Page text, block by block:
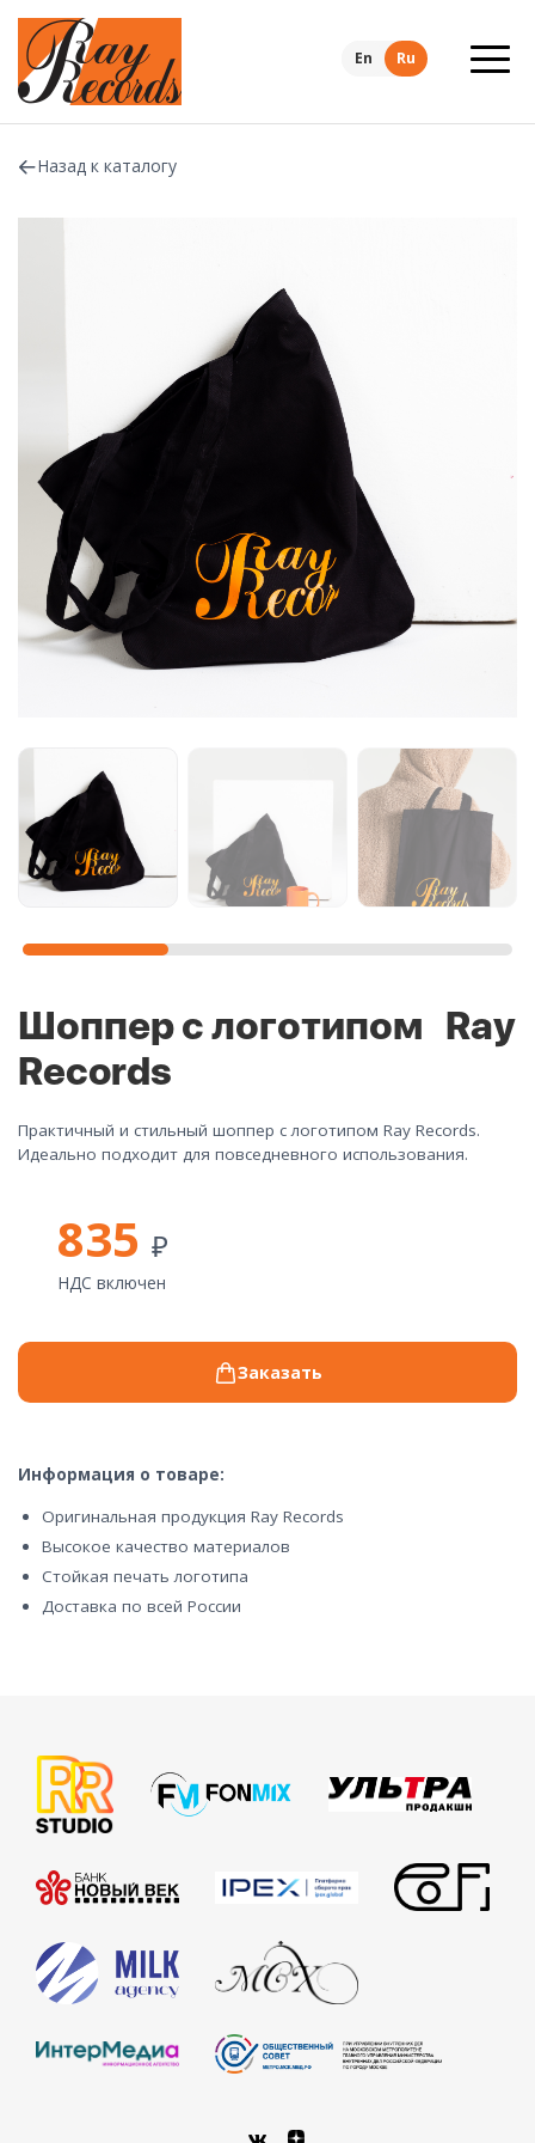
En Ru
Назад к каталогу
Шоппер с логотипом Ray
Records
Практичный и стильный шоппер с логотипом Ray Records.
Идеально подходит для повседневного использования.
835 ₽
НДС включен
Заказать
Информация о товаре:
Оригинальная продукция Ray Records
Высокое качество материалов
Стойкая печать логотипа
Доставка по всей России